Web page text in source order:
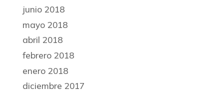
junio 2018
mayo 2018
abril 2018
febrero 2018
enero 2018
diciembre 2017